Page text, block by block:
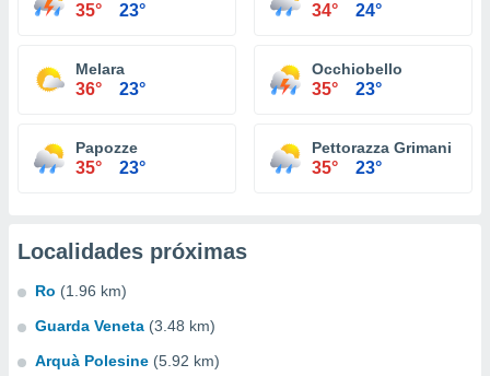
35° 23° 34° 24°
Melara
36° 23°
Occhiobello
35° 23°
Papozze
35° 23°
Pettorazza Grimani
35° 23°
Localidades próximas
Ro (1.96 km)
Guarda Veneta (3.48 km)
Arquà Polesine (5.92 km)